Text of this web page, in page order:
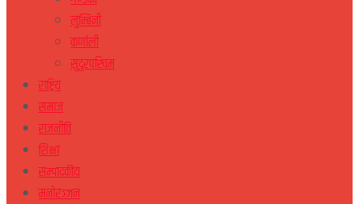
लुम्बिनी
कर्णाली
सुदुरपस्चिम
राष्ट्रिय
समाज
राजनीति
शिक्षा
सम्पादकीय
मनोरञ्जन